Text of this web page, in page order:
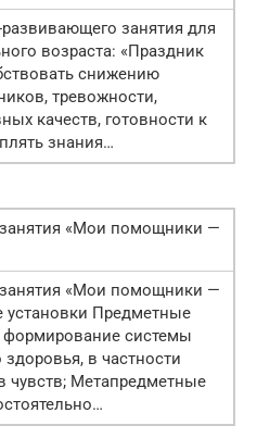
занятия для
возраста: «Праздник
снижению
тревожности,
качеств, готовности к
знания…
«Мои помощники —
«Мои помощники —
установки Предметные
формирование системы
в частности
чувств; Метапредметные